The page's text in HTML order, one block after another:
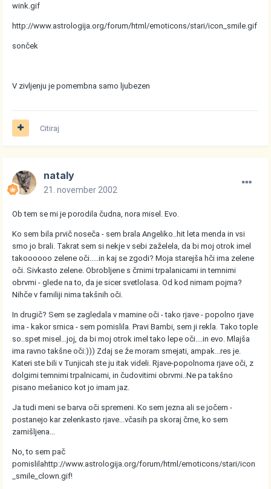
wink.gif
http://www.astrologija.org/forum/html/emoticons/stari/icon_smile.gif
sonček
V zivljenju je pomembna samo ljubezen
Citiraj
nataly
21. november 2002
Ob tem se mi je porodila čudna, nora misel. Evo.
Ko sem bila prvič noseča - sem brala Angeliko..hit leta menda in vsi
smo jo brali. Takrat sem si nekje v sebi zaželela, da bi moj otrok imel
takoooooo zelene oči.....in kaj se zgodi? Moja starejša hči ima zelene
oči. Sivkasto zelene. Obrobljene s črnimi trpalanicami in temnimi
obrvmi - glede na to, da je sicer svetlolasa. Od kod nimam pojma?
Nihče v familiji nima takšnih oči.
In drugič? Sem se zagledala v mamine oči - tako rjave - popolno rjave
ima - kakor srnica - sem pomislila. Pravi Bambi, sem ji rekla. Tako tople
so..spet misel...joj, da bi moj otrok imel tako lepe oči....in evo. Mlajša
ima ravno takšne oči:))) Zdaj se že moram smejati, ampak...res je.
Kateri ste bili v Tunjicah ste ju itak videli. Rjave-popolnoma rjave oči, z
dolgimi temnimi trpalnicami, in čudovitimi obrvmi..Ne pa takšno
pisano mešanico kot jo imam jaz.
Ja tudi meni se barva oči spremeni. Ko sem jezna ali se jočem -
postanejo kar zelenkasto rjave...včasih pa skoraj črne, ko sem
zamišljena...
No, to sem pač
pomislilahttp://www.astrologija.org/forum/html/emoticons/stari/icon
_smile_clown.gif!